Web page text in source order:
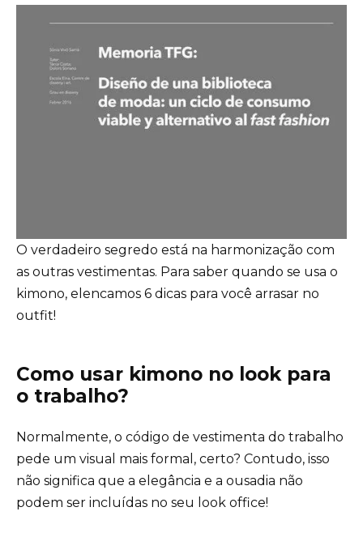
O verdadeiro segredo está na harmonização com
as outras vestimentas. Para saber quando se usa o
kimono, elencamos 6 dicas para você arrasar no
outfit!
Como usar kimono no look para
o trabalho?
Normalmente, o código de vestimenta do trabalho
pede um visual mais formal, certo? Contudo, isso
não significa que a elegância e a ousadia não
podem ser incluídas no seu look office!